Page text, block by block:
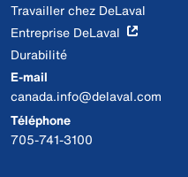
Travailler chez DeLaval
Entreprise DeLaval
Durabilité
E-mail
canada.info@delaval.com
Téléphone
705-741-3100